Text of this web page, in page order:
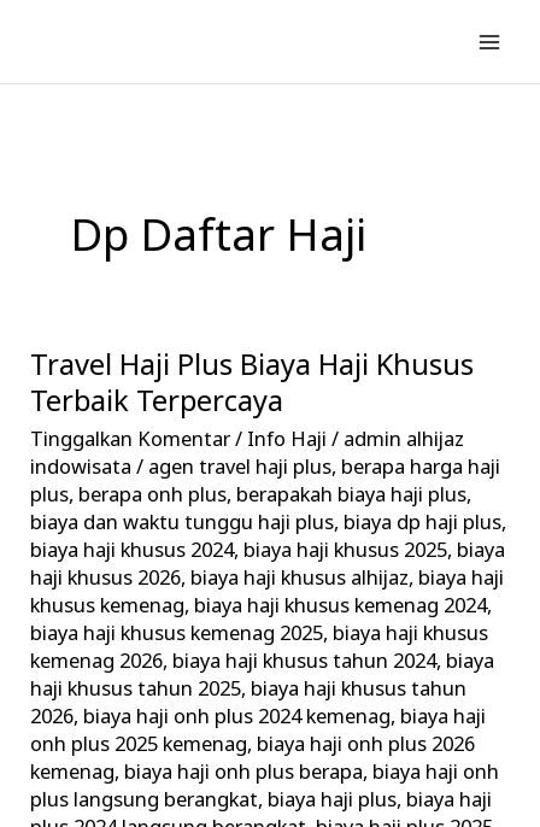
konten
Dp Daftar Haji
Travel Haji Plus Biaya Haji Khusus
Terbaik Terpercaya
Tinggalkan Komentar/ Info Haji / admin alhijaz
indowisata/ agen travel haji plus, berapa harga haji
plus, berapa onh plus, berapakah biaya haji plus,
biaya dan waktu tunggu haji plus, biaya dp haji plus,
biaya haji khusus 2024, biaya haji khusus 2025, biaya
haji khusus 2026, biaya haji khusus alhijaz, biaya haji
khusus kemenag, biaya haji khusus kemenag 2024,
biaya haji khusus kemenag 2025, biaya haji khusus
kemenag 2026, biaya haji khusus tahun 2024, biaya
haji khusus tahun 2025, biaya haji khusus tahun
2026, biaya haji onh plus 2024 kemenag, biaya haji
onh plus 2025 kemenag, biaya haji onh plus 2026
kemenag, biaya haji onh plus berapa, biaya haji onh
plus langsung berangkat, biaya haji plus, biaya haji
Travel
Haji
Plus
Biaya
Haji
Khusus
Terbaik
Terpercaya